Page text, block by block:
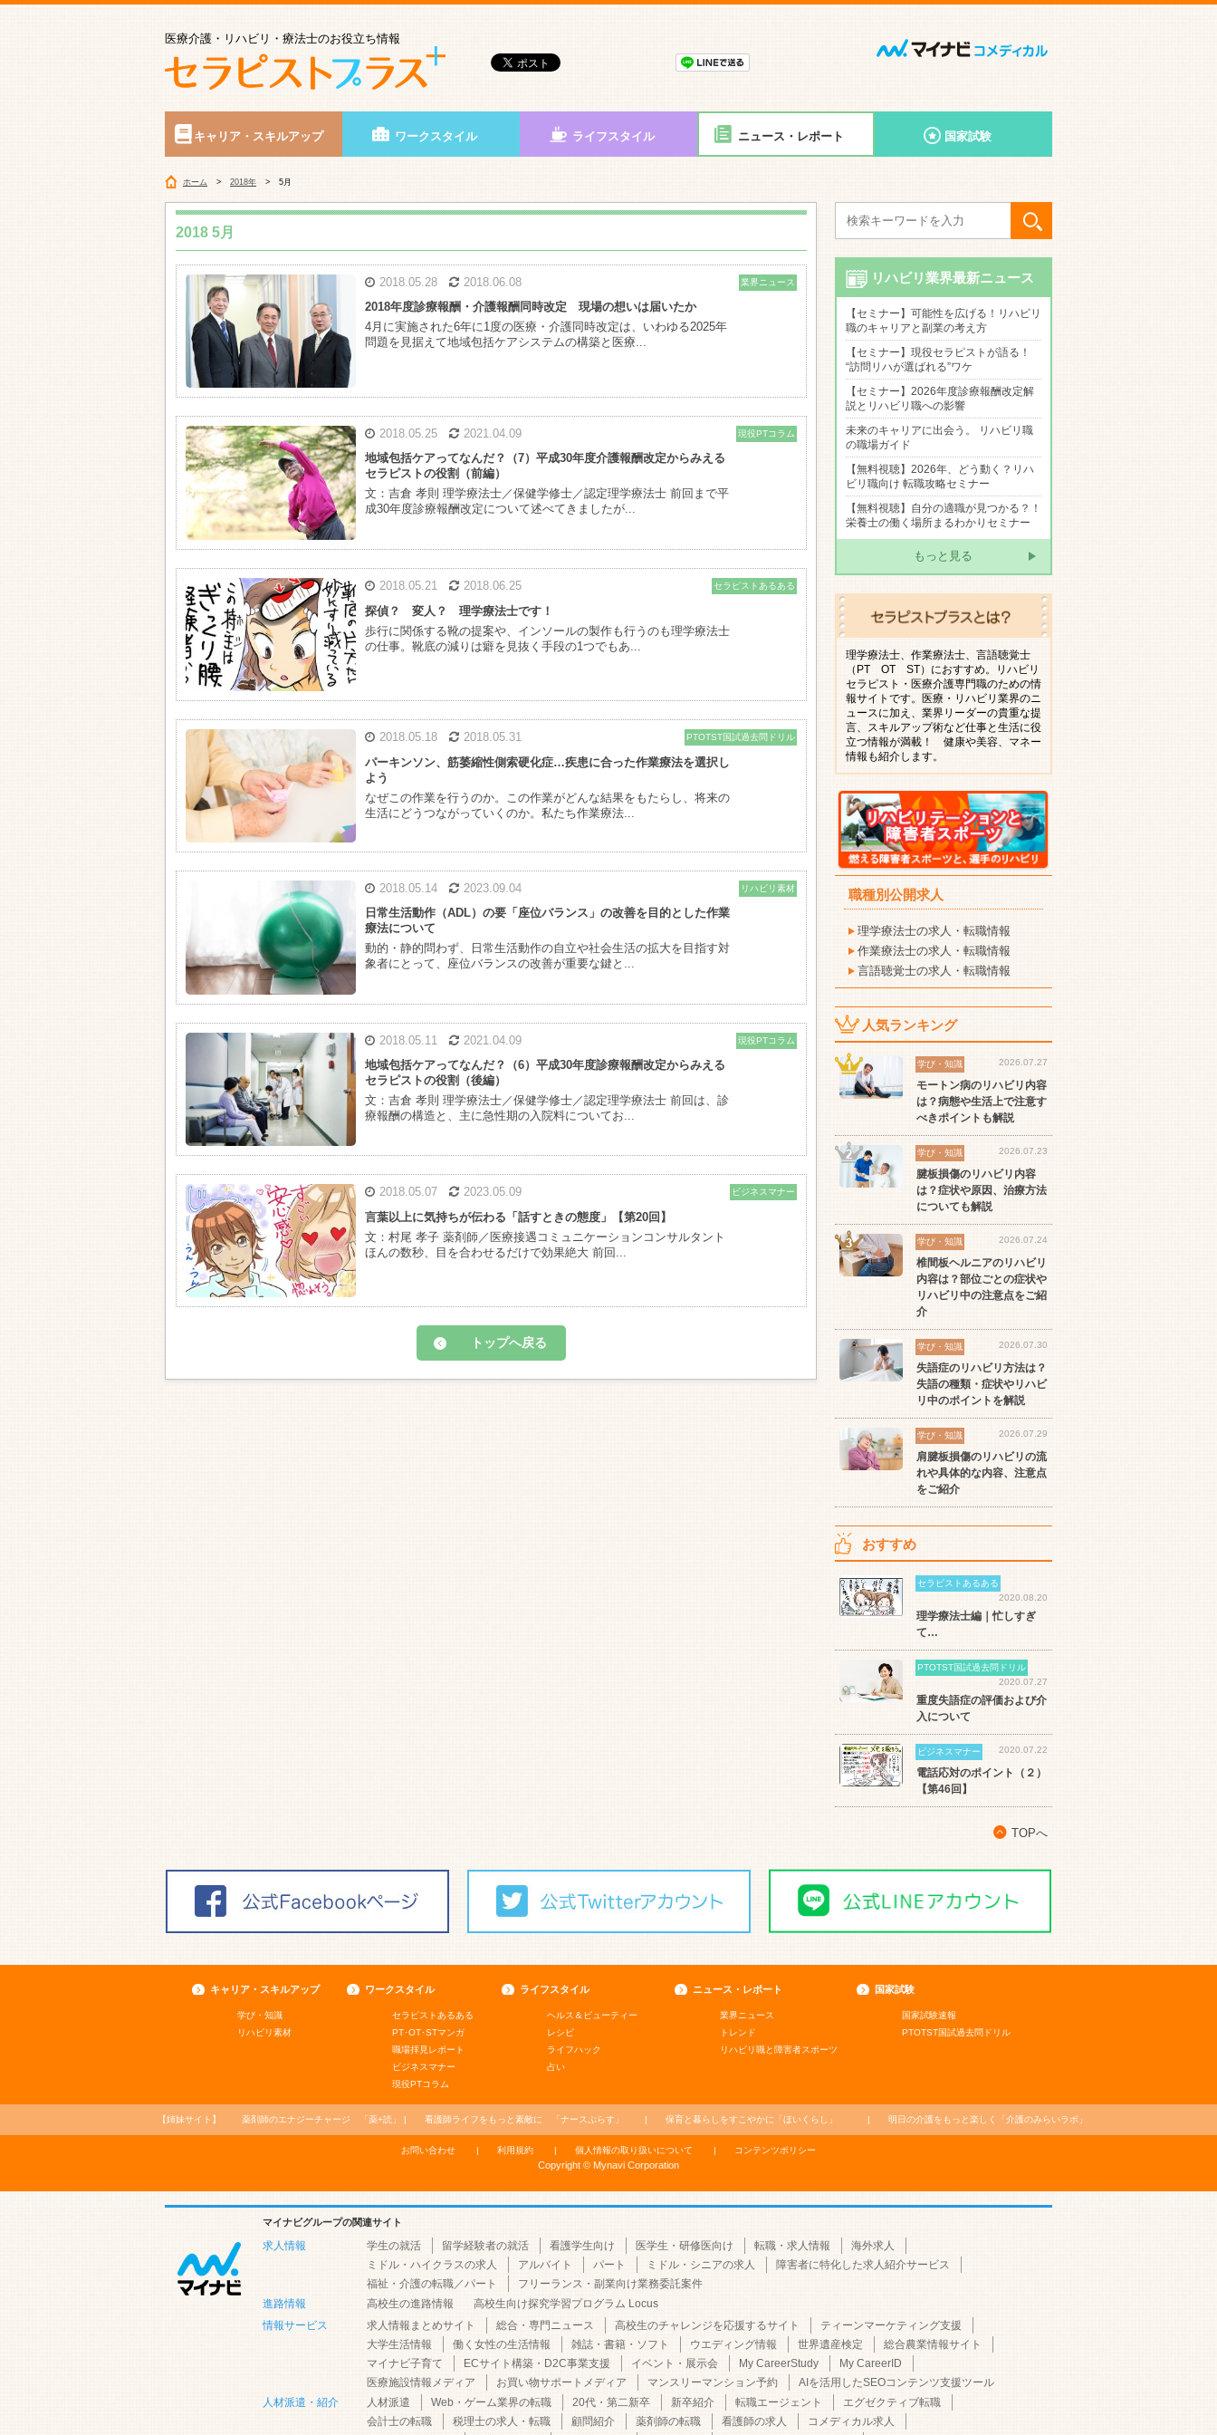
医療介護・リハビリ・療法士のお役立ち情報
キャリア・スキルアップ ワークスタイル ライフスタイル ニュース・レポート 国家試験
ホーム 2018年 5月
2018 5月
2018.05.28 2018.06.08 業界ニュース
2018年度診療報酬・介護報酬同時改定 現場の想いは届いたか
4月に実施された6年に1度の医療・介護同時改定は、いわゆる2025年
問題を見据えて地域包括ケアシステムの構築と医療...
2018.05.25 2021.04.09 現役PTコラム
地域包括ケアってなんだ？（7）平成30年度介護報酬改定からみえる
セラピストの役割（前編）
文：吉倉 孝則 理学療法士／保健学修士／認定理学療法士 前回まで平
成30年度診療報酬改定について述べてきましたが...
2018.05.21 2018.06.25 セラピストあるある
探偵？ 変人？ 理学療法士です！
歩行に関係する靴の提案や、インソールの製作も行うのも理学療法士
の仕事。靴底の減りは癖を見抜く手段の1つでもあ...
2018.05.18 2018.05.31 PTOTST国試過去問ドリル
パーキンソン、筋萎縮性側索硬化症…疾患に合った作業療法を選択し
よう
なぜこの作業を行うのか。この作業がどんな結果をもたらし、将来の
生活にどうつながっていくのか。私たち作業療法...
2018.05.14 2023.09.04 リハビリ素材
日常生活動作（ADL）の要「座位バランス」の改善を目的とした作業
療法について
動的・静的問わず、日常生活動作の自立や社会生活の拡大を目指す対
象者にとって、座位バランスの改善が重要な鍵と...
2018.05.11 2021.04.09 現役PTコラム
地域包括ケアってなんだ？（6）平成30年度診療報酬改定からみえる
セラピストの役割（後編）
文：吉倉 孝則 理学療法士／保健学修士／認定理学療法士 前回は、診
療報酬の構造と、主に急性期の入院料についてお...
2018.05.07 2023.05.09 ビジネスマナー
言葉以上に気持ちが伝わる「話すときの態度」【第20回】
文：村尾 孝子 薬剤師／医療接遇コミュニケーションコンサルタント
ほんの数秒、目を合わせるだけで効果絶大 前回...
トップへ戻る
リハビリ業界最新ニュース
【セミナー】可能性を広げる！リハビリ
職のキャリアと副業の考え方
【セミナー】現役セラピストが語る！
“訪問リハが選ばれる”ワケ
【セミナー】2026年度診療報酬改定解
説とリハビリ職への影響
未来のキャリアに出会う。 リハビリ職
の職場ガイド
【無料視聴】2026年、どう動く？リハ
ビリ職向け 転職攻略セミナー
【無料視聴】自分の適職が見つかる？！
栄養士の働く場所まるわかりセミナー
もっと見る
理学療法士、作業療法士、言語聴覚士
（PT OT ST）におすすめ。リハビリ
セラピスト・医療介護専門職のための情
報サイトです。医療・リハビリ業界のニ
ュースに加え、業界リーダーの貴重な提
言、スキルアップ術など仕事と生活に役
立つ情報が満載！ 健康や美容、マネー
情報も紹介します。
職種別公開求人
理学療法士の求人・転職情報
作業療法士の求人・転職情報
言語聴覚士の求人・転職情報
人気ランキング
学び・知識 2026.07.27
モートン病のリハビリ内容
は？病態や生活上で注意す
べきポイントも解説
学び・知識 2026.07.23
腱板損傷のリハビリ内容
は？症状や原因、治療方法
についても解説
学び・知識 2026.07.24
椎間板ヘルニアのリハビリ
内容は？部位ごとの症状や
リハビリ中の注意点をご紹
介
学び・知識 2026.07.30
失語症のリハビリ方法は？
失語の種類・症状やリハビ
リ中のポイントを解説
学び・知識 2026.07.29
肩腱板損傷のリハビリの流
れや具体的な内容、注意点
をご紹介
おすすめ
セラピストあるある
2020.08.20
理学療法士編｜忙しすぎ
て…
PTOTST国試過去問ドリル
2020.07.27
重度失語症の評価および介
入について
ビジネスマナー 2020.07.22
電話応対のポイント（２）
【第46回】
TOPへ
キャリア・スキルアップ
学び・知識
リハビリ素材
ワークスタイル
セラピストあるある
PT･OT･STマンガ
職場拝見レポート
ビジネスマナー
現役PTコラム
ライフスタイル
ヘルス＆ビューティー
レシピ
ライフハック
占い
ニュース・レポート
業界ニュース
トレンド
リハビリ職と障害者スポーツ
国家試験
国家試験速報
PTOTST国試過去問ドリル
【姉妹サイト】 薬剤師のエナジーチャージ 「薬+読」 看護師ライフをもっと素敵に 「ナースぷらす」 保育と暮らしをすこやかに 「ほいくらし」 明日の介護をもっと楽しく 「介護のみらいラボ」
お問い合わせ 利用規約 個人情報の取り扱いについて コンテンツポリシー
Copyright © Mynavi Corporation
マイナビグループの関連サイト
求人情報 学生の就活 留学経験者の就活 看護学生向け 医学生・研修医向け 転職・求人情報
海外求人
ミドル・ハイクラスの求人
アルバイト パート ミドル・シニアの求人
障害者に特化した求人紹介サービス
福祉・介護の転職／パート
フリーランス・副業向け業務委託案件
進路情報
高校生の進路情報
高校生向け探究学習プログラム Locus
情報サービス
求人情報まとめサイト 総合・専門ニュース 高校生のチャレンジを応援するサイト
ティーンマーケティング支援
大学生活情報
働く女性の生活情報 雑誌・書籍・ソフト ウエディング情報 世界遺産検定
総合農業情報サイト
マイナビ子育て
ECサイト構築・D2C事業支援 イベント・展示会 My CareerStudy
My CareerID
医療施設情報メディア
お買い物サポートメディア マンスリーマンション予約
AIを活用したSEOコンテンツ支援ツール
人材派遣・紹介
人材派遣 Web・ゲーム業界の転職 20代・第二新卒 新卒紹介 転職エージェント
エグゼクティブ転職
会計士の転職
税理士の求人・転職 顧問紹介 薬剤師の転職 看護師の求人
コメディカル求人